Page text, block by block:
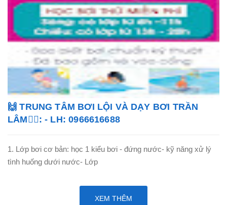
🙌 TRUNG TÂM BƠI LỘI VÀ DẠY BƠI TRẦN
LÂM🏊‍♂️: - LH: 0966616688
1. Lớp bơi cơ bản: học 1 kiểu bơi - đứng nước- kỹ năng xử lý
tình huống dưới nước- Lớp
XEM THÊM